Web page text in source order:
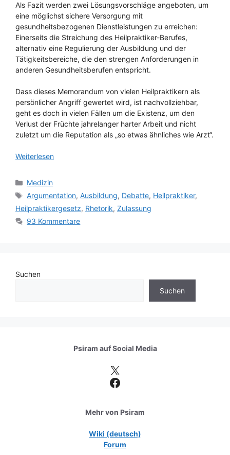
Als Fazit werden zwei Lösungsvorschläge angeboten, um
eine möglichst sichere Versorgung mit
gesundheitsbezogenen Dienstleistungen zu erreichen:
Einerseits die Streichung des Heilpraktiker-Berufes,
alternativ eine Regulierung der Ausbildung und der
Tätigkeitsbereiche, die den strengen Anforderungen in
anderen Gesundheitsberufen entspricht.
Dass dieses Memorandum von vielen Heilpraktikern als
persönlicher Angriff gewertet wird, ist nachvollziehbar,
geht es doch in vielen Fällen um die Existenz, um den
Verlust der Früchte jahrelanger harter Arbeit und nicht
zuletzt um die Reputation als „so etwas ähnliches wie Arzt“.
Weiterlesen
Kategorien
Medizin
Schlagwörter
Argumentation,Ausbildung, Debatte, Heilpraktiker,
Heilpraktikergesetz, Rhetorik, Zulassung
93 Kommentare
Suchen
Suchen
Psiram aufSocial Media
X
Facebook
Mehr von Psiram
Wiki (deutsch)
Forum